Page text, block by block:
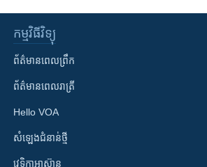
កម្មវិធី​វិទ្យុ
ព័ត៌មាន​ពេល​ព្រឹក
ព័ត៌មាន​​ពេល​រាត្រី
Hello VOA
សំឡេង​ជំនាន់​ថ្មី
វេទិកា​អាស៊ាន